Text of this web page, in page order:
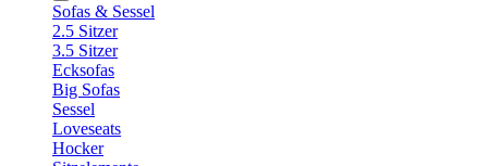
Sofas & Sessel
2.5 Sitzer
3.5 Sitzer
Ecksofas
Big Sofas
Sessel
Loveseats
Hocker